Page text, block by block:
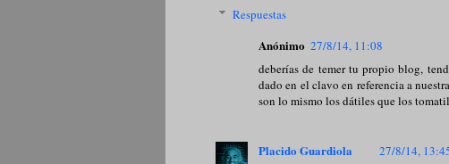
Respuestas
Anónimo 27/8/14, 11:08
deberías de temer tu propio blog,
dado en el clavo en referencia a
son lo mismo los dátiles que los
Placido Guardiola
27/8/14,